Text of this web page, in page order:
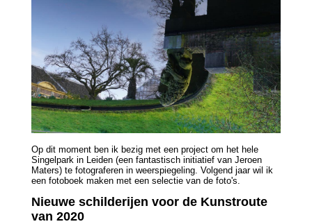
Op dit moment ben ik bezig met een project om het hele
Singelpark in Leiden (een fantastisch initiatief van Jeroen
Maters) te fotograferen in weerspiegeling. Volgend jaar wil ik
een fotoboek maken met een selectie van de foto's.
Nieuwe schilderijen voor de Kunstroute
van 2020